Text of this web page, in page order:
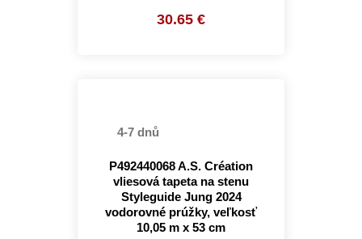
30.65 €
4-7 dnů
P492440068 A.S. Création
vliesová tapeta na stenu
Styleguide Jung 2024
vodorovné prúžky, veľkosť
10,05 m x 53 cm